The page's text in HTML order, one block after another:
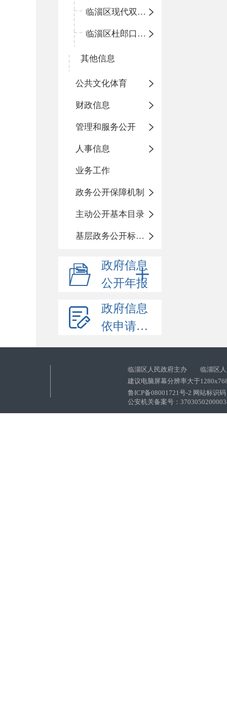
临淄区现代双语学校
临淄区杜郎口小学
其他信息
公共文化体育
财政信息
管理和服务公开
人事信息
业务工作
政务公开保障机制
主动公开基本目录
基层政务公开标准化目录
政府信息
公开年报
政府信息
依申请公开
临淄区人民政府主办 临淄区人
建议电脑屏幕分辨率大于
鲁ICP备08001721号-2 网站标识
公安机关备案号：